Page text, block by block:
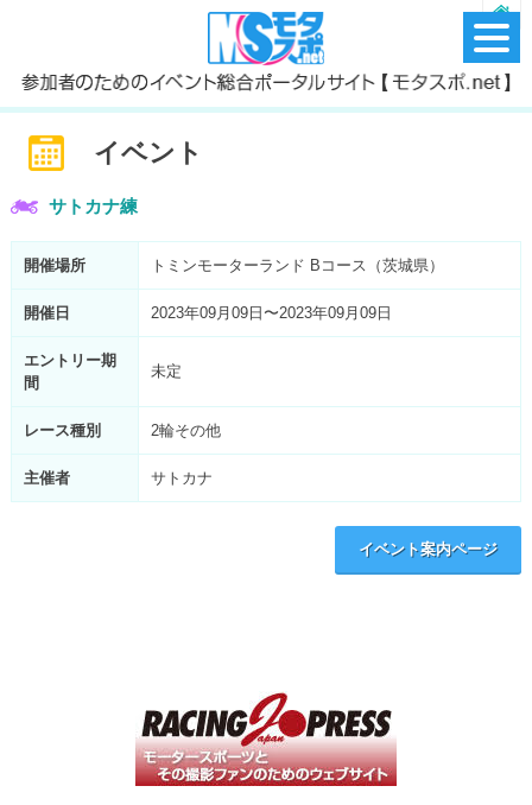
イベント
サトカナ練
開催場所 トミンモーターランド Bコース（茨城県）
開催日 2023年09月09日〜2023年09月09日
エントリー期
間
未定
レース種別 2輪その他
主催者 サトカナ
イベント案内ページ